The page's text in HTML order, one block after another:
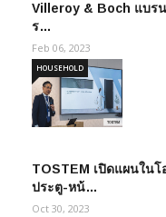
Villeroy & Boch แบร
ร…
Feb 06, 2023
TOSTEM เปิดแผนใน
ประตู-หน้…
HOUSEHOLD
Oct 30, 2023